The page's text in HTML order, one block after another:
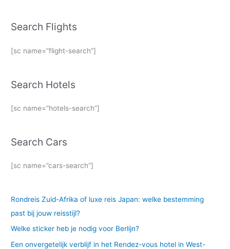
Search Flights
[sc name=”flight-search”]
Search Hotels
[sc name=”hotels-search”]
Search Cars
[sc name=”cars-search”]
Rondreis Zuid-Afrika of luxe reis Japan: welke bestemming
past bij jouw reisstijl?
Welke sticker heb je nodig voor Berlijn?
Een onvergetelijk verblijf in het Rendez-vous hotel in West-